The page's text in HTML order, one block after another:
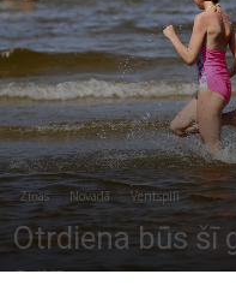
Ziņas Novadā Ventspilī
Otrdiena būs šī
1277